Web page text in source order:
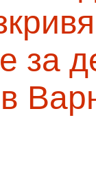
за